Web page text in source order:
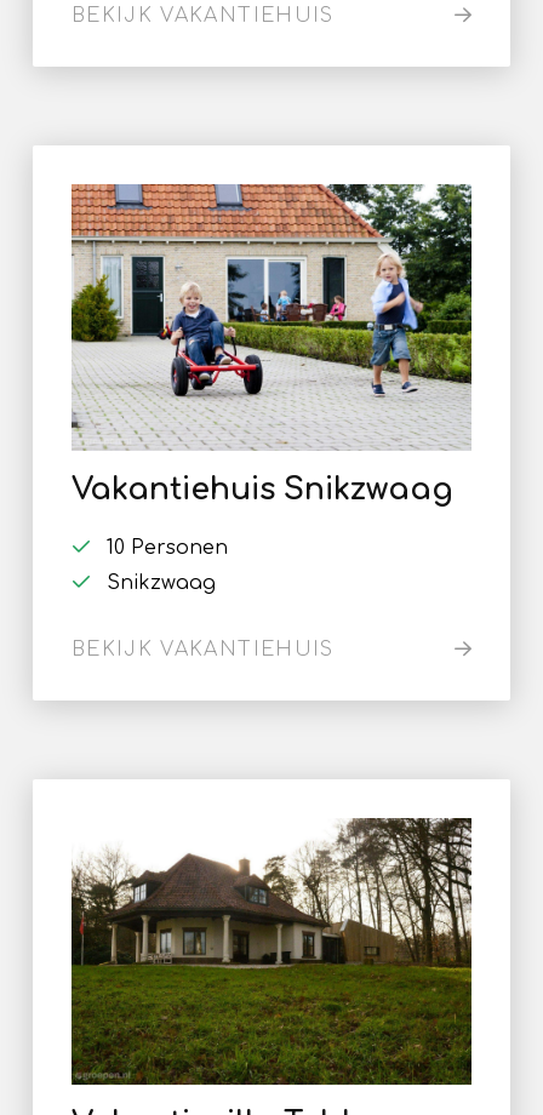
BEKIJK VAKANTIEHUIS
Vakantiehuis Snikzwaag
10 Personen
Snikzwaag
BEKIJK VAKANTIEHUIS